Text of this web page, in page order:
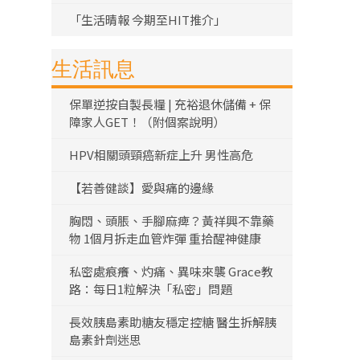
「生活晴報 今期至HIT推介」
生活訊息
保單逆按自製長糧 | 充裕退休儲備 + 保
障家人GET！（附個案說明）
HPV相關頭頸癌新症上升 男性高危
【若善健談】愛與痛的邊緣
胸悶、頭脹、手腳麻痺？黃祥興不靠藥
物 1個月拆走血管炸彈 重拾醒神健康
私密處痕癢、灼痛、異味來襲 Grace教
路：每日1粒解決「私密」問題
長效胰島素助糖友穩定控糖 醫生拆解胰
島素針劑迷思